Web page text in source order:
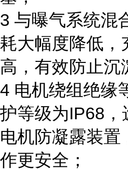
3 与曝气系统混
耗大幅度降低，
高，有效防止沉
4 电机绕组绝缘
护等级为IP68，
电机防凝露装置
作更安全；